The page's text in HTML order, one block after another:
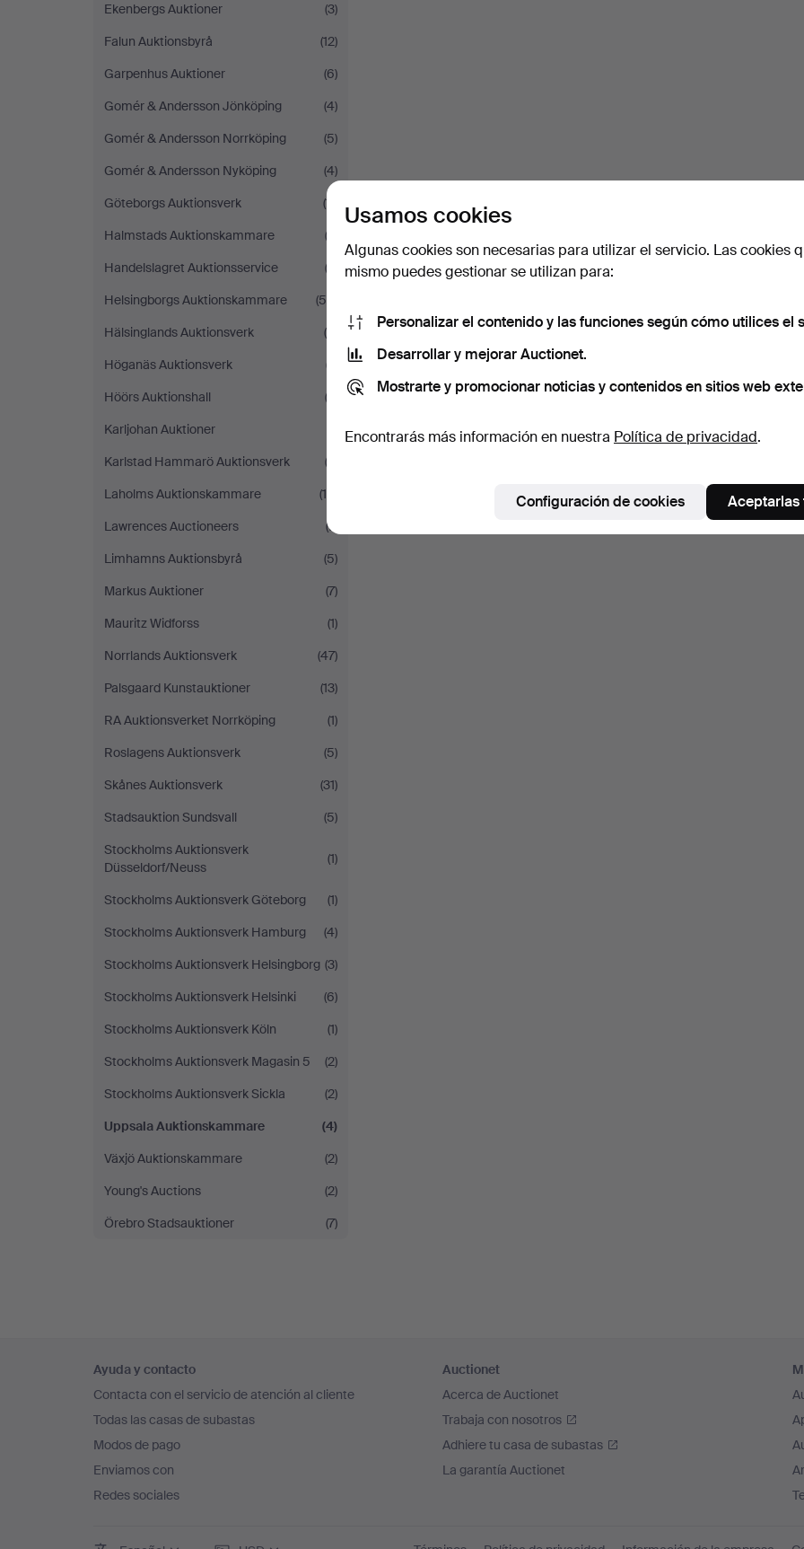
Ekenbergs Auktioner
(3)
Falun Auktionsbyrå
(12)
Garpenhus Auktioner
(6)
Gomér & Andersson Jönköping
(4)
Gomér & Andersson Norrköping
(5)
Gomér & Andersson Nyköping
(4)
Göteborgs Auktionsverk
(11)
Halmstads Auktionskammare
(2)
Handelslagret Auktionsservice
(2)
Helsingborgs Auktionskammare
(54)
Hälsinglands Auktionsverk
(6)
Höganäs Auktionsverk
(7)
Höörs Auktionshall
(2)
Karljohan Auktioner
Karlstad Hammarö Auktionsverk
(3)
Laholms Auktionskammare
(10)
Lawrences Auctioneers
(7)
Limhamns Auktionsbyrå
(5)
Markus Auktioner
(7)
Mauritz Widforss
(1)
Norrlands Auktionsverk
(47)
Palsgaard Kunstauktioner
(13)
RA Auktionsverket Norrköping
(1)
Roslagens Auktionsverk
(5)
Skånes Auktionsverk
(31)
Stadsauktion Sundsvall
(5)
Stockholms Auktionsverk
Düsseldorf/Neuss
(1)
Stockholms Auktionsverk Göteborg
(1)
Stockholms Auktionsverk Hamburg
(4)
Stockholms Auktionsverk Helsingborg (3)
Stockholms Auktionsverk Helsinki
(6)
Stockholms Auktionsverk Köln
(1)
Stockholms Auktionsverk Magasin 5
(2)
Stockholms Auktionsverk Sickla
(2)
Uppsala Auktionskammare
(4)
Växjö Auktionskammare
(2)
Young's Auctions
(2)
Örebro Stadsauktioner
(7)
en
el
pie
de
página
Ayuda y contacto
Contacta con el servicio de atención al cliente
Todas las casas de subastas
Modos de pago
Enviamos con
Redes sociales
Auctionet
Acerca de Auctionet
Trabaja con nosotros
Adhiere tu casa de subastas
La garantía Auctionet
Usamos cookies
Algunas cookies son necesarias para utilizar el servicio. Las cookies
mismo puedes gestionar se utilizan para:
Personalizar el contenido y las funciones según cómo utilices el
Desarrollar y mejorar Auctionet.
Mostrarte y promocionar noticias y contenidos en sitios web
Encontrarás más información en nuestra Política de privacidad.
Configuración de cookies Aceptarlas